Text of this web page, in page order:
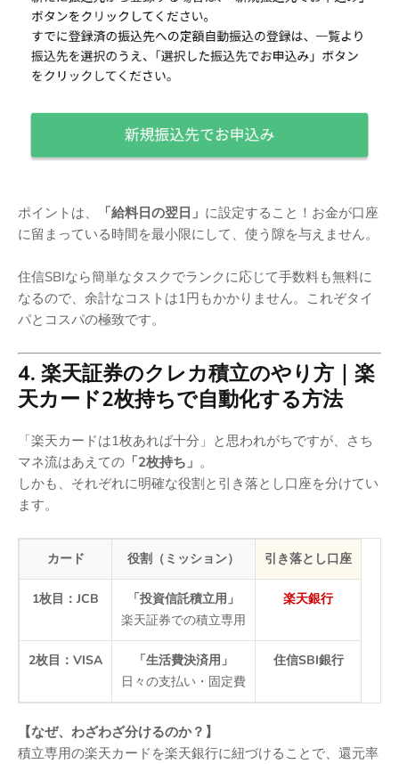
ポイントは、 「給料日の翌日」 に設定すること！お金が口座
に留まっている時間を最小限にして、使う隙を与えません。
住信SBIなら簡単なタスクでランクに応じて手数料も無料に
なるので、余計なコストは1円もかかりません。これぞタイ
パとコスパの極致です。
4. 楽天証券のクレカ積立のやり方｜楽
天カード2枚持ちで自動化する方法
「楽天カードは1枚あれば十分」と思われがちですが、さち
マネ流はあえての 「2枚持ち」 。
しかも、それぞれに明確な役割と引き落とし口座を分けてい
ます。
カード 役割（ミッション） 引き落とし口座
1枚目：JCB
「投資信託積立用」
楽天証券での積立専用
楽天銀行
2枚目：VISA
「生活費決済用」
日々の支払い・固定費
住信SBI銀行
【なぜ、わざわざ分けるのか？】
積立専用の楽天カードを楽天銀行に紐づけることで、還元率